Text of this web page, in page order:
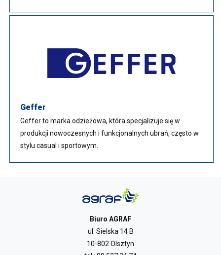
Geffer
Geffer to marka odzieżowa, która specjalizuje się w
produkcji nowoczesnych i funkcjonalnych ubrań, często w
stylu casual i sportowym.
Biuro AGRAF
ul. Sielska 14 B
10-802 Olsztyn